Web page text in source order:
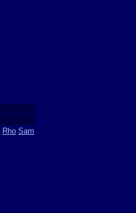
Rho Sam